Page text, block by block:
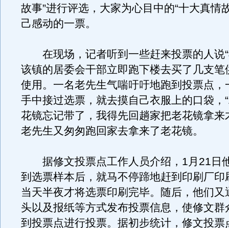
故事”进行评选，大家为心目中的“十大真情
己感动的一票。
在现场，记者听到一些赶来投票的人说“
该镇的居委会干部立即跑下楼去买了几支笔
使用。一名老先生气喘吁吁地跑到投票点，
手中接过选票，就去摸自己衣服上的口袋，
花镜忘记带了，我得先回趟家把老花镜拿来
老先生又匆匆跑回家去拿来了老花镜。
据修文投票点工作人员介绍，1月21日
到选票样本后，就马不停蹄地赶到印刷厂印
当天半夜才将选票印刷完毕。随后，他们又
头以及报纸等方式发布投票信息，使修文群
到投票点进行投票。据初步统计，修文投